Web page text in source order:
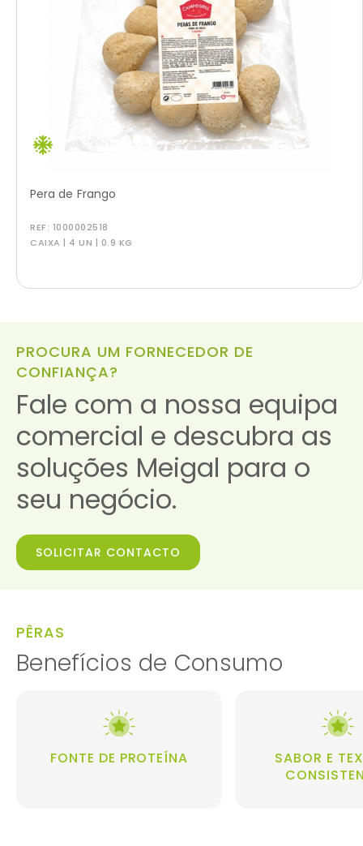
Pera de Frango
REF: 1000002518
CAIXA | 4 UN | 0.9 KG
PROCURA UM FORNECEDOR DE
CONFIANÇA?
Fale com a nossa equipa
comercial e descubra as
soluções Meigal para o
seu negócio.
SOLICITAR CONTACTO
PÊRAS
Benefícios de Consumo
FONTE DE PROTEÍNA
SABOR E